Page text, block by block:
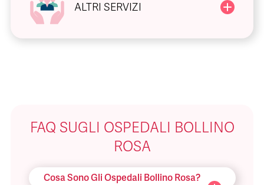
ALTRI SERVIZI
FAQ SUGLI OSPEDALI BOLLINO
ROSA
Cosa Sono Gli Ospedali Bollino Rosa?